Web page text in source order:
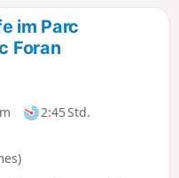
im Parc
Foran
2:45 Std.